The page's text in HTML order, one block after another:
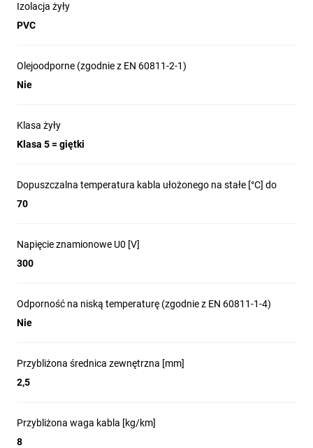
Izolacja żyły
PVC
Olejoodporne (zgodnie z EN 60811-2-1)
Nie
Klasa żyły
Klasa 5 = giętki
Dopuszczalna temperatura kabla ułożonego na stałe [°C] do
70
Napięcie znamionowe U0 [V]
300
Odporność na niską temperaturę (zgodnie z EN 60811-1-4)
Nie
Przybliżona średnica zewnętrzna [mm]
2,5
Przybliżona waga kabla [kg/km]
8